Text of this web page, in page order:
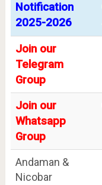
Notification
2025-2026
Join our
Telegram
Group
Join our
Whatsapp
Group
Andaman &
Nicobar